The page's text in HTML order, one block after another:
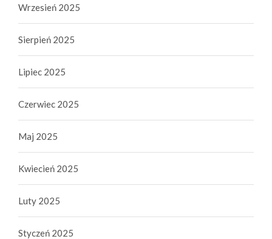
Wrzesień 2025
Sierpień 2025
Lipiec 2025
Czerwiec 2025
Maj 2025
Kwiecień 2025
Luty 2025
Styczeń 2025